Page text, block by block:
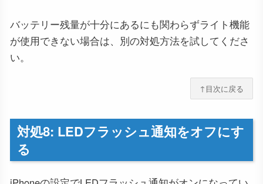
バッテリー残量が十分にあるにも関わらずライト機能
が使用できない場合は、別の対処方法を試してくださ
い。
↑目次に戻る
対処8: LEDフラッシュ通知をオフにす
る